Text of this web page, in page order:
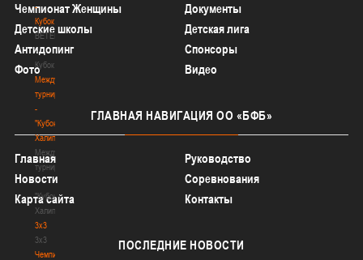
-
Кубок
BETERA
-
Кубок
Международный
турнир
-
"Кубок
Халипского"
Международный
турнир
-
"Кубок
Халипского"
3x3
3x3
Чемпионат
Чемпионат Женщины
Документы
Детские школы
Детская лига
Антидопинг
Спонсоры
Фото
Видео
ГЛАВНАЯ НАВИГАЦИЯ ОО «БФБ»
Главная
Руководство
Новости
Соревнования
Карта сайта
Контакты
ПОСЛЕДНИЕ НОВОСТИ